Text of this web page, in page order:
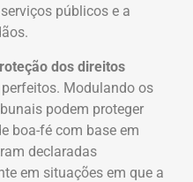
públicos e a
dos direitos
Modulando os
podem proteger
boa-fé com base em
declaradas
em situações em que a